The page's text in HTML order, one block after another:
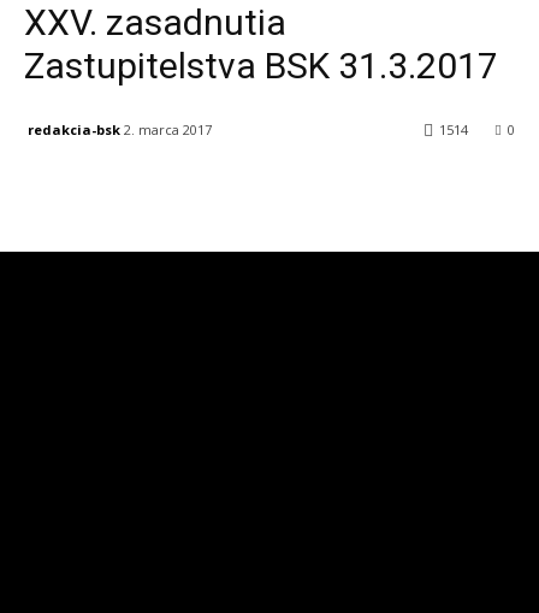
XXV. zasadnutia
Zastupitelstva BSK 31.3.2017
redakcia-bsk 2. marca 2017 0
1514